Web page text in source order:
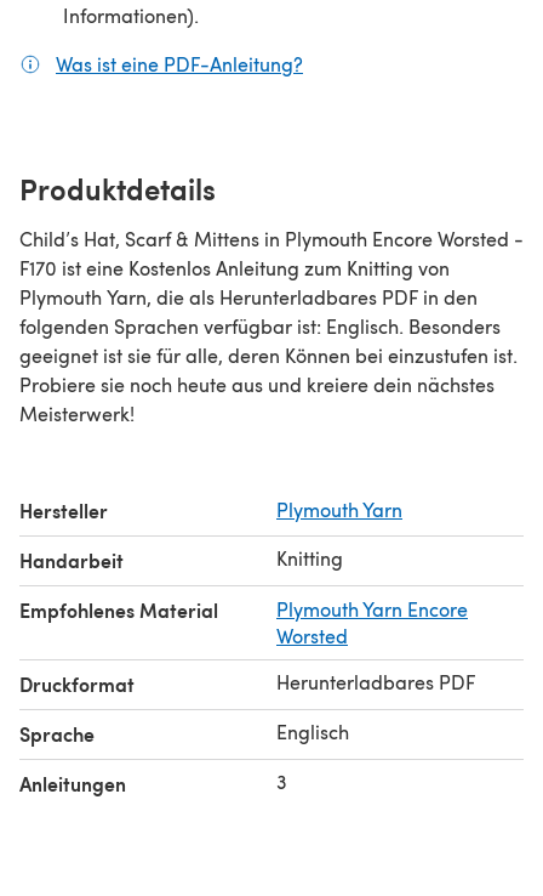
Informationen).
Was ist eine PDF-Anleitung?
Produktdetails
Child’s Hat, Scarf & Mittens in Plymouth Encore Worsted -
F170 ist eine Kostenlos Anleitung zum Knitting von
Plymouth Yarn, die als Herunterladbares PDF in den
folgenden Sprachen verfügbar ist: Englisch. Besonders
geeignet ist sie für alle, deren Können bei einzustufen ist.
Probiere sie noch heute aus und kreiere dein nächstes
Meisterwerk!
Hersteller Plymouth Yarn
Handarbeit Knitting
Empfohlenes Material
Plymouth Yarn Encore
Worsted
Druckformat Herunterladbares PDF
Sprache Englisch
Anleitungen 3